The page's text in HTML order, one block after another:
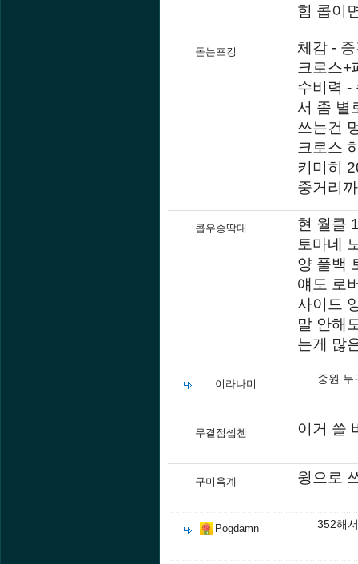
힘 콥이
돋는포킹
체감 -
크로스+
수비력 -
서 좀 별
쓰는건
크로스
키미히
중거리
콥우승딱대
현 월클
토마네
양 풀백
얘도 로
사이드
말 안해
는게 많
이라나미 중원 누
무결점솁첸 이거 쓸
구미옥계 윙으로
Pogdamn 352해